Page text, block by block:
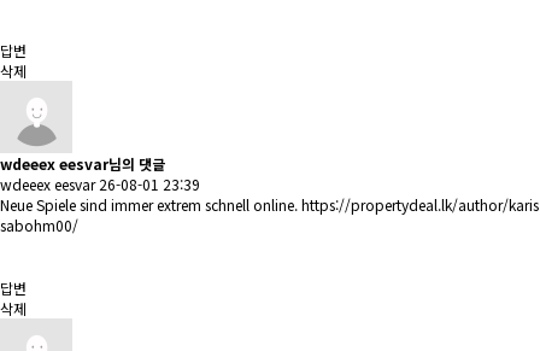
답변
삭제
wdeeex eesvar님의 댓글
wdeeex eesvar 26-08-01 23:39
Neue Spiele sind immer extrem schnell online.https://propertydeal.lk/author/karis
sabohm00/
답변
삭제